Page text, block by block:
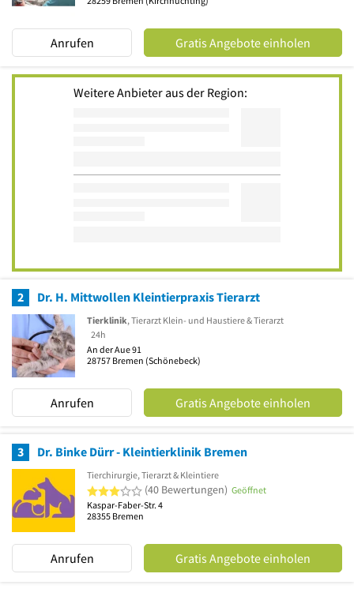
Anrufen Gratis Angebote einholen
Weitere Anbieter aus der Region:
2 Dr. H. Mittwollen Kleintierpraxis Tierarzt
Tierklinik, Tierarzt Klein- und Haustiere & Tierarzt
24h
An der Aue 91
28757 Bremen (Schönebeck)
Anrufen Gratis Angebote einholen
3 Dr. Binke Dürr - Kleintierklinik Bremen
Tierchirurgie, Tierarzt & Kleintiere
3 von 5 Sternen
(40 Bewertungen) Geöffnet
Kaspar-Faber-Str. 4
28355 Bremen
Anrufen Gratis Angebote einholen